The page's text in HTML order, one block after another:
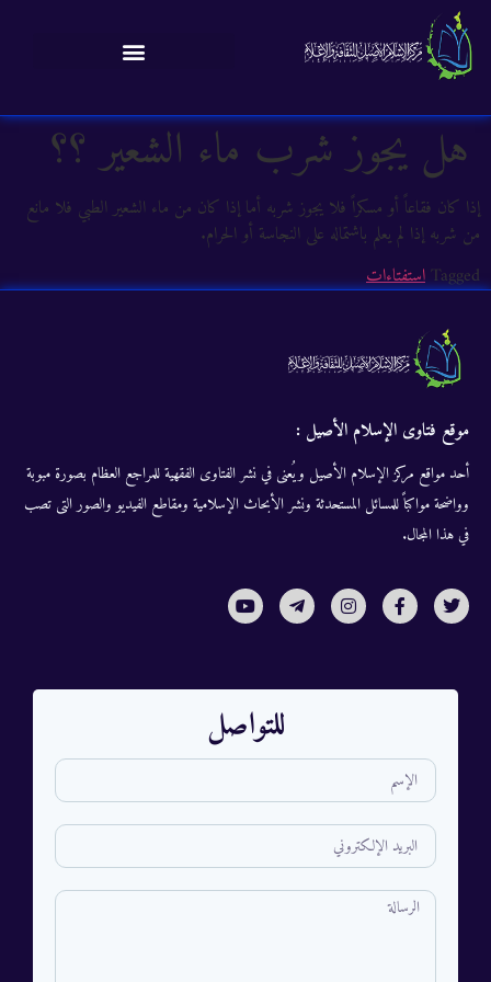
هل يجوز شرب ماء الشعير ؟؟
إذا كان فقاعاً أو مسكراً فلا يجوز شربه أما إذا كان من ماء‌ الشعير الطبي فلا مانع
من شربه إذا لم يعلم باشتماله على النجاسة أو الحرام.
Taggedاستفتاءات
موقع فتاوى الإسلام الأصيل :
أحد مواقع مركز الإسلام الأصيل ويُعنى في نشر الفتاوى الفقهية للمراجع العظام بصورة مبوبة
وواضحة مواكباً للمسائل المستحدثة ونشر الأبحاث الإسلامية ومقاطع الفيديو والصور التى تصب
في هذا المجال.
للتواصل